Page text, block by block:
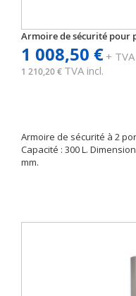
Armoire de sécurité pour
1 008,50 €+ TVA
1 210,20 € TVA incl.
Armoire de sécurité à 2
Capacité : 300 L.
mm.